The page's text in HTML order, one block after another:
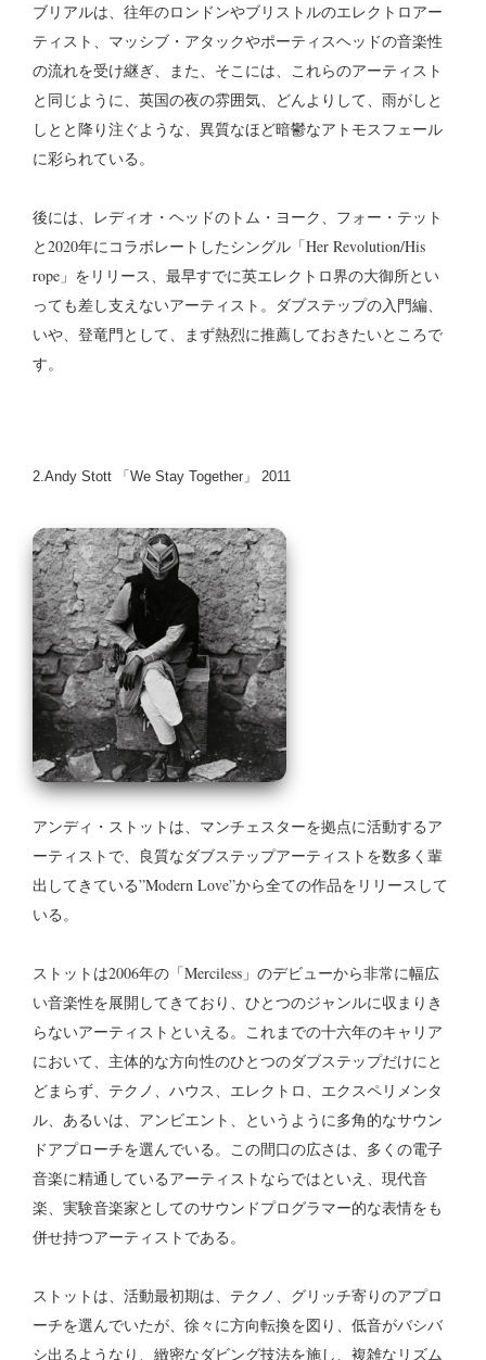
ブリアルは、往年のロンドンやブリストルのエレクトロアー
ティスト、マッシブ・アタックやポーティスヘッドの音楽性
の流れを受け継ぎ、また、そこには、これらのアーティスト
と同じように、英国の夜の雰囲気、どんよりして、雨がしと
しとと降り注ぐような、異質なほど暗鬱なアトモスフェール
に彩られている。
後には、レディオ・ヘッドのトム・ヨーク、フォー・テット
と2020年にコラボレートしたシングル「Her Revolution/His
rope」をリリース、最早すでに英エレクトロ界の大御所とい
っても差し支えないアーティスト。ダブステップの入門編、
いや、登竜門として、まず熱烈に推薦しておきたいところで
す。
2.Andy Stott 「We Stay Together」 2011
アンディ・ストットは、マンチェスターを拠点に活動するア
ーティストで、良質なダブステップアーティストを数多く輩
出してきている”Modern Love”から全ての作品をリリースして
いる。
ストットは2006年の「Merciless」のデビューから非常に幅広
い音楽性を展開してきており、ひとつのジャンルに収まりき
らないアーティストといえる。これまでの十六年のキャリア
において、主体的な方向性のひとつのダブステップだけにと
どまらず、テクノ、ハウス、エレクトロ、エクスペリメンタ
ル、あるいは、アンビエント、というように多角的なサウン
ドアプローチを選んでいる。この間口の広さは、多くの電子
音楽に精通しているアーティストならではといえ、現代音
楽、実験音楽家としてのサウンドプログラマー的な表情をも
併せ持つアーティストである。
ストットは、活動最初期は、テクノ、グリッチ寄りのアプロ
ーチを選んでいたが、徐々に方向転換を図り、低音がバシバ
シ出るようなり、緻密なダビング技法を施し、複雑なリズム